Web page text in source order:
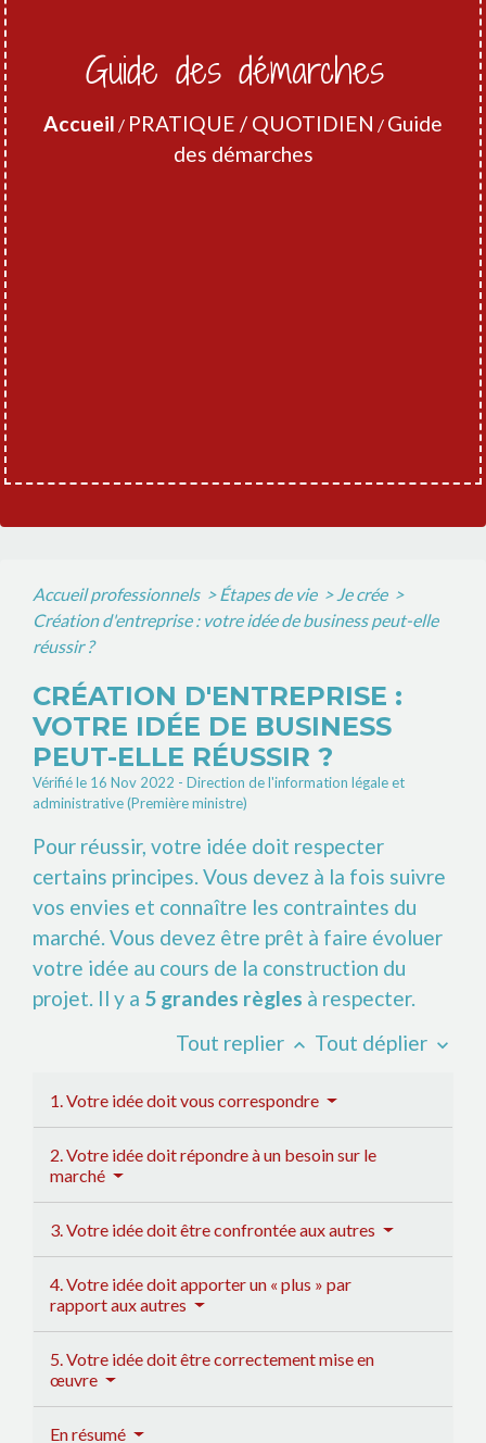
Guide des démarches
Accueil / PRATIQUE / QUOTIDIEN / Guide
des démarches
Accueil professionnels > Étapes de vie > Je crée >
Création d'entreprise : votre idée de business peut-elle
réussir ?
CRÉATION D'ENTREPRISE :
VOTRE IDÉE DE BUSINESS
PEUT-ELLE RÉUSSIR ?
Vérifié le 16 Nov 2022 - Direction de l'information légale et
administrative (Première ministre)
Pour réussir, votre idée doit respecter
certains principes. Vous devez à la fois suivre
vos envies et connaître les contraintes du
marché. Vous devez être prêt à faire évoluer
votre idée au cours de la construction du
projet. Il y a 5 grandes règles à respecter.
Tout replier keyboard_arrow_up Tout déplier keyboard_arrow_down
1. Votre idée doit vous correspondre
2. Votre idée doit répondre à un besoin sur le
marché
3. Votre idée doit être confrontée aux autres
4. Votre idée doit apporter un « plus » par
rapport aux autres
5. Votre idée doit être correctement mise en
œuvre
En résumé